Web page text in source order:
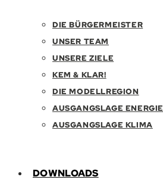
DIE BÜRGERMEISTER
UNSER TEAM
UNSERE ZIELE
KEM & KLAR!
DIE MODELLREGION
AUSGANGSLAGE ENERGIE
AUSGANGSLAGE KLIMA
DOWNLOADS